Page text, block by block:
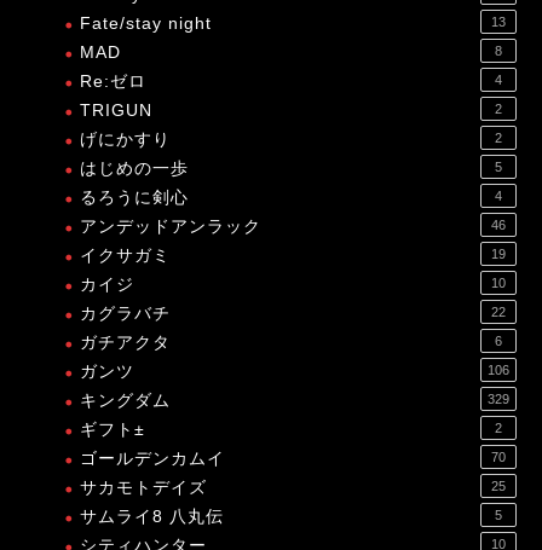
Fate/stay night
13
MAD 8
Re:ゼロ 4
TRIGUN 2
げにかすり 2
はじめの一歩 5
るろうに剣心 4
アンデッドアンラック 46
イクサガミ 19
カイジ 10
カグラバチ 22
ガチアクタ 6
ガンツ 106
キングダム 329
ギフト± 2
ゴールデンカムイ 70
サカモトデイズ 25
サムライ8 八丸伝 5
シティハンター 10